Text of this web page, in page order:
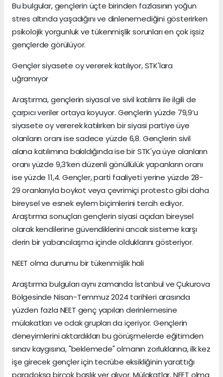
Bu bulgular, gençlerin üçte birinden fazlasının yoğun
stres altında yaşadığını ve dinlenemediğini gösterirken
psikolojik yorgunluk ve tükenmişlik sorunları en çok işsiz
gençlerde görülüyor.
Gençler siyasete oy vererek katılıyor, STK'lara
uğramıyor
Araştırma, gençlerin siyasal ve sivil katılımı ile ilgili de
çarpıcı veriler ortaya koyuyor. Gençlerin yüzde 79,9’u
siyasete oy vererek katılırken bir siyasi partiye üye
olanların oranı ise sadece yüzde 6,8. Gençlerin sivil
alana katılımına bakıldığında ise bir STK'ya üye olanların
oranı yüzde 9,3’ken düzenli gönüllülük yapanların oranı
ise yüzde 11,4. Gençler, parti faaliyeti yerine yüzde 28-
29 oranlarıyla boykot veya çevrimiçi protesto gibi daha
bireysel ve esnek eylem biçimlerini tercih ediyor.
Araştırma sonuçları gençlerin siyasi açıdan bireysel
olarak kendilerine güvendiklerini ancak sisteme karşı
derin bir yabancılaşma içinde olduklarını gösteriyor.
NEET olma durumu bir tükenmişlik hali
Araştırma bulguları aynı zamanda İstanbul ve Çukurova
Bölgesinde Nisan-Temmuz 2024 tarihleri arasında
yüzden fazla NEET genç yapılan derinlemesine
mülakatları ve odak grupları da içeriyor. Gençlerin
deneyimlerini aktardıkları bu görüşmelerde eğitimden
sınav kaygısına, "beklemede" olmanın zorluklarına, ilk kez
işe girecek gençler için tecrübe eksikliğinin yarattığı
paradoksa birçok başlık yer alıyor. Mülakatlar, NEET olma